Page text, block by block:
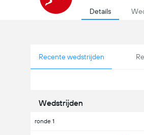
Details
Recente wedstrijden
Wedstrijden
ronde 1